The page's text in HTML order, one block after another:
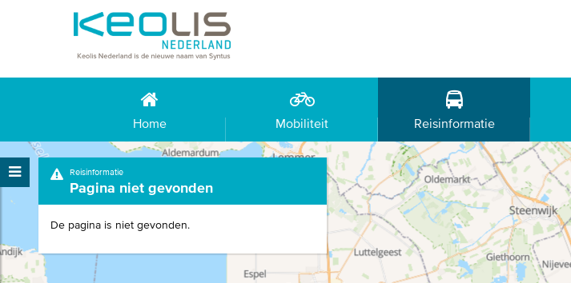
Home Mobiliteit Reisinformatie
Reisinformatie
Pagina niet gevonden
De pagina is niet gevonden.